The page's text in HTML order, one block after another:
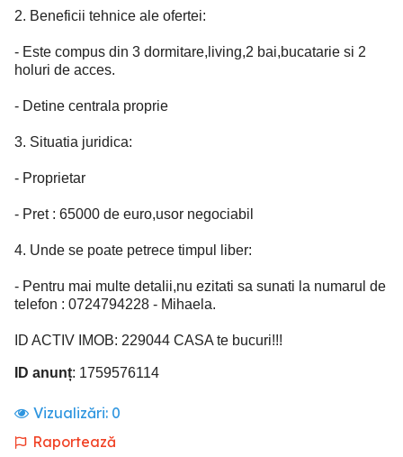
2. Beneficii tehnice ale ofertei:
- Este compus din 3 dormitare,living,2 bai,bucatarie si 2
holuri de acces.
- Detine centrala proprie
3. Situatia juridica:
- Proprietar
- Pret : 65000 de euro,usor negociabil
4. Unde se poate petrece timpul liber:
- Pentru mai multe detalii,nu ezitati sa sunati la numarul de
telefon : 0724794228 - Mihaela.
ID ACTIV IMOB: 229044 CASA te bucuri!!!
ID anunț: 1759576114
Vizualizări: 0
Raportează